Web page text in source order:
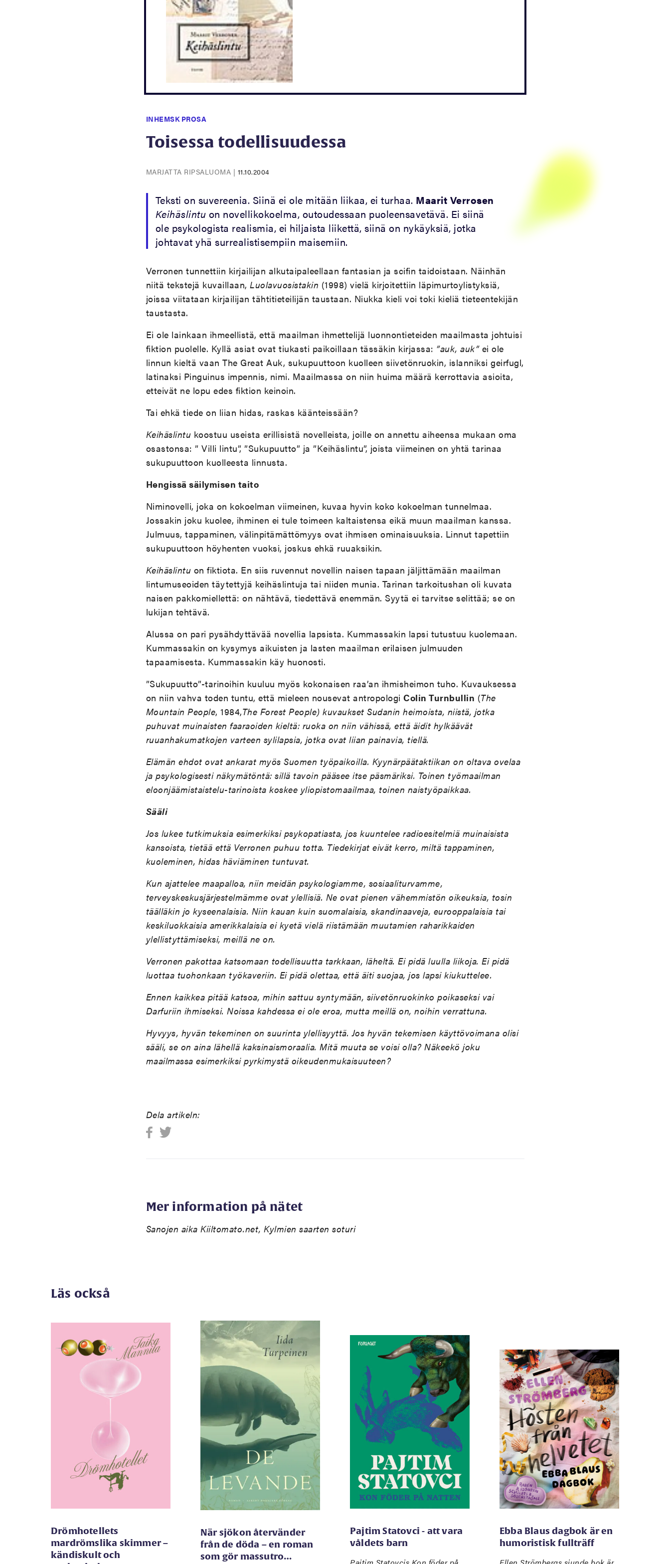
INHEMSK PROSA
Toisessa todellisuudessa
MARJATTA RIPSALUOMA | 11.10.2004
Teksti on suvereenia. Siinä ei ole mitään liikaa, ei turhaa. Maarit Verrosen
Keihäslintu on novellikokoelma, outoudessaan puoleensavetävä. Ei siinä
ole psykologista realismia, ei hiljaista liikettä, siinä on nykäyksiä, jotka
johtavat yhä surrealistisempiin maisemiin.
Verronen tunnettiin kirjailijan alkutaipaleellaan fantasian ja scifin taidoistaan. Näinhän
niitä tekstejä kuvaillaan, Luolavuosistakin (1998) vielä kirjoitettiin läpimurtoylistyksiä,
joissa viitataan kirjailijan tähtitieteilijän taustaan. Niukka kieli voi toki kieliä tieteentekijän
taustasta.
Ei ole lainkaan ihmeellistä, että maailman ihmettelijä luonnontieteiden maailmasta johtuisi
fiktion puolelle. Kyllä asiat ovat tiukasti paikoillaan tässäkin kirjassa: ”auk, auk”ei ole
linnun kieltä vaan The Great Auk, sukupuuttoon kuolleen siivetönruokin, islanniksi geirfugl,
latinaksi Pinguinus impennis, nimi. Maailmassa on niin huima määrä kerrottavia asioita,
etteivät ne lopu edes fiktion keinoin.
Tai ehkä tiede on liian hidas, raskas käänteissään?
Keihäslintu koostuu useista erillisistä novelleista, joille on annettu aiheensa mukaan oma
osastonsa: ” Villi lintu”, ”Sukupuutto” ja ”Keihäslintu”, joista viimeinen on yhtä tarinaa
sukupuuttoon kuolleesta linnusta.
Hengissä säilymisen taito
Niminovelli, joka on kokoelman viimeinen, kuvaa hyvin koko kokoelman tunnelmaa.
Jossakin joku kuolee, ihminen ei tule toimeen kaltaistensa eikä muun maailman kanssa.
Julmuus, tappaminen, välinpitämättömyys ovat ihmisen ominaisuuksia. Linnut tapettiin
sukupuuttoon höyhenten vuoksi, joskus ehkä ruuaksikin.
Keihäslintu on fiktiota. En siis ruvennut novellin naisen tapaan jäljittämään maailman
lintumuseoiden täytettyjä keihäslintuja tai niiden munia. Tarinan tarkoitushan oli kuvata
naisen pakkomiellettä: on nähtävä, tiedettävä enemmän. Syytä ei tarvitse selittää; se on
lukijan tehtävä.
Alussa on pari pysähdyttävää novellia lapsista. Kummassakin lapsi tutustuu kuolemaan.
Kummassakin on kysymys aikuisten ja lasten maailman erilaisen julmuuden
tapaamisesta. Kummassakin käy huonosti.
”Sukupuutto”-tarinoihin kuuluu myös kokonaisen raa’an ihmisheimon tuho. Kuvauksessa
on niin vahva toden tuntu, että mieleen nousevat antropologi Colin Turnbullin (The
Mountain People, 1984,The Forest People) kuvaukset Sudanin heimoista, niistä, jotka
puhuvat muinaisten faaraoiden kieltä: ruoka on niin vähissä, että äidit hylkäävät
ruuanhakumatkojen varteen sylilapsia, jotka ovat liian painavia, tiellä.
Elämän ehdot ovat ankarat myös Suomen työpaikoilla. Kyynärpäätaktiikan on oltava ovelaa
ja psykologisesti näkymätöntä: sillä tavoin pääsee itse päsmäriksi. Toinen työmaailman
eloonjäämistaistelu-tarinoista koskee yliopistomaailmaa, toinen naistyöpaikkaa.
Sääli
Jos lukee tutkimuksia esimerkiksi psykopatiasta, jos kuuntelee radioesitelmiä muinaisista
kansoista, tietää että Verronen puhuu totta. Tiedekirjat eivät kerro, miltä tappaminen,
kuoleminen, hidas häviäminen tuntuvat.
Kun ajattelee maapalloa, niin meidän psykologiamme, sosiaaliturvamme,
terveyskeskusjärjestelmämme ovat ylellisiä. Ne ovat pienen vähemmistön oikeuksia, tosin
täälläkin jo kyseenalaisia. Niin kauan kuin suomalaisia, skandinaaveja, eurooppalaisia tai
keskiluokkaisia amerikkalaisia ei kyetä vielä riistämään muutamien raharikkaiden
ylellistyttämiseksi, meillä ne on.
Verronen pakottaa katsomaan todellisuutta tarkkaan, läheltä. Ei pidä luulla liikoja. Ei pidä
luottaa tuohonkaan työkaveriin. Ei pidä olettaa, että äiti suojaa, jos lapsi kiukuttelee.
Ennen kaikkea pitää katsoa, mihin sattuu syntymään, siivetönruokinko poikaseksi vai
Darfuriin ihmiseksi. Noissa kahdessa ei ole eroa, mutta meillä on, noihin verrattuna.
Hyvyys, hyvän tekeminen on suurinta ylellisyyttä. Jos hyvän tekemisen käyttövoimana olisi
sääli, se on aina lähellä kaksinaismoraalia. Mitä muuta se voisi olla? Näkeekö joku
maailmassa esimerkiksi pyrkimystä oikeudenmukaisuuteen?
Dela artikeln:
Mer information på nätet
Sanojen aika Kiiltomato.net, Kylmien saarten soturi
Läs också
Drömhotellets
mardrömslika skimmer –
kändiskult och
När sjökon återvänder
från de döda – en roman
som gör massutro…
Pajtim Statovci - att vara
våldets barn
Ebba Blaus dagbok är en
humoristisk fullträff